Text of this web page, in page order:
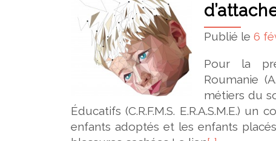
Publié le 6
Pour la
Roumanie
métiers du
Éducatifs (C.R.F.M.S. E.R.A.S.M.E.)
enfants adoptés et les enfants